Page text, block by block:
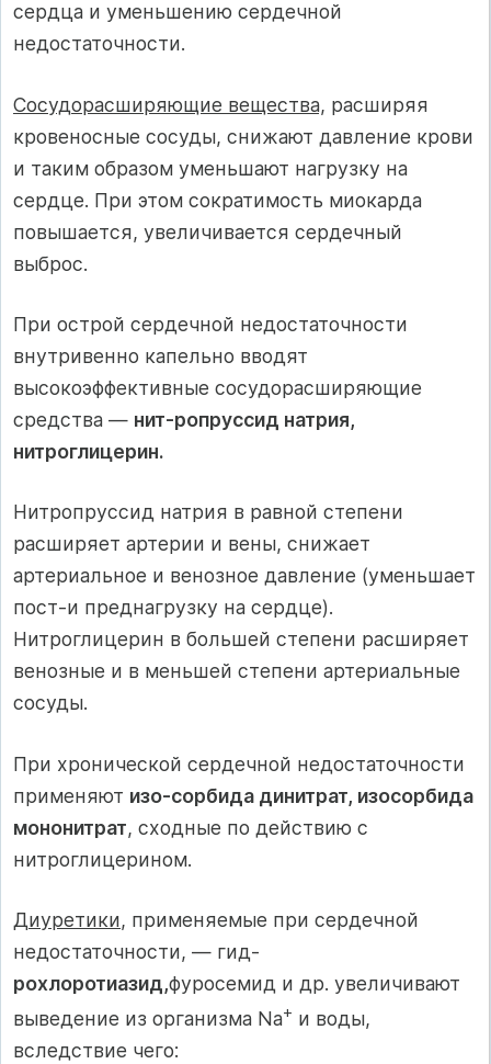
сердца и уменьшению сердечной
недостаточности.
Сосудорасширяющие вещества, расширяя
кровеносные сосуды, снижают давление крови
и таким образом уменьшают нагрузку на
сердце. При этом сократимость миокарда
повышается, увеличива­ется сердечный
выброс.
При острой сердечной недостаточности
внутривенно капельно вводят
высокоэффективные сосудорасширяющие
средства — нит-ропруссид натрия,
нитроглицерин.
Нитропруссид натрия в равной степени
расширяет артерии и вены, снижает
артериальное и венозное давление (уменьшает
пост-и преднагрузку на сердце).
Нитроглицерин в большей степени расширяет
венозные и в меньшей степени артериальные
сосуды.
При хронической сердечной недостаточности
применяют изо-сорбида динитрат, изосорбида
мононитрат, сходные по дей­ствию с
нитроглицерином.
Диуретики, применяемые при сердечной
недостаточности, — гид-
рохлоротиазид,фуросемид и др. увеличивают
выведение из организ­ма Na+ и воды,
вследствие чего: